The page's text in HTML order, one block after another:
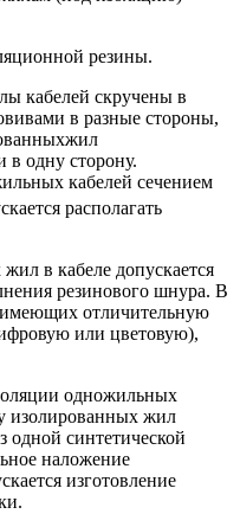
резины.
кабелей скручены в
в разные стороны,
в одну сторону.
кабелей сечением
распо­лагать
в кабеле допускается
резинового шнура. В
имеющих отличительную
или цветовую),
одножильных
изолированных жил
одной син­тетической
наложение
изготовление